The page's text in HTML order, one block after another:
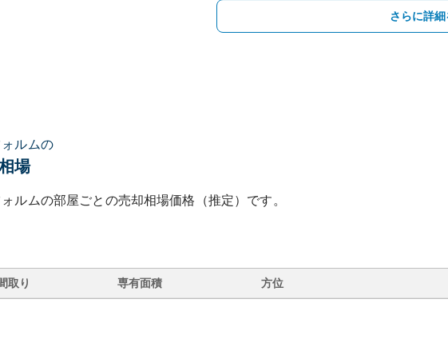
さらに詳
ルムの
場
ルムの部屋ごとの売却相場価格（推定）です。
取り 専有面積 方位